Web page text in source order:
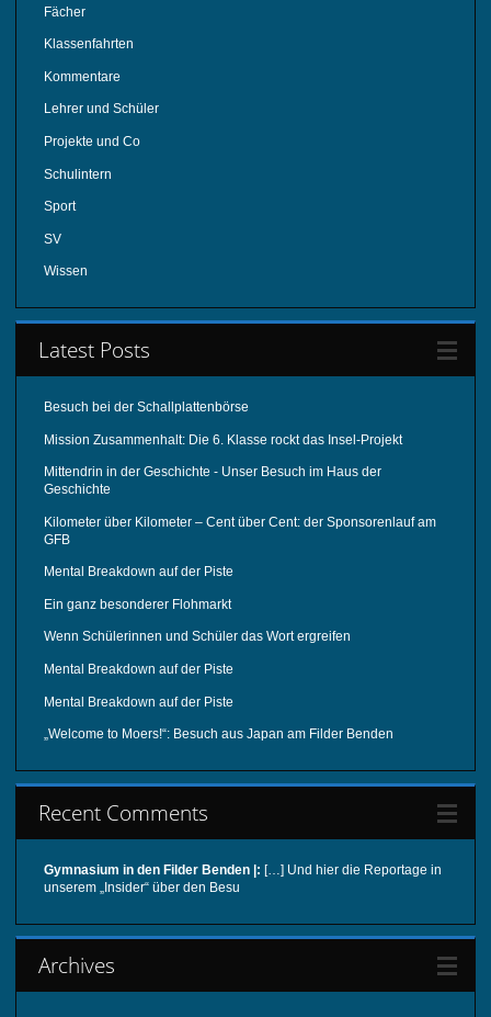
Fächer
Klassenfahrten
Kommentare
Lehrer und Schüler
Projekte und Co
Schulintern
Sport
SV
Wissen
Latest Posts
Besuch bei der Schallplattenbörse
Mission Zusammenhalt: Die 6. Klasse rockt das Insel-Projekt
Mittendrin in der Geschichte - Unser Besuch im Haus der
Geschichte
Kilometer über Kilometer – Cent über Cent: der Sponsorenlauf am
GFB
Mental Breakdown auf der Piste
Ein ganz besonderer Flohmarkt
Wenn Schülerinnen und Schüler das Wort ergreifen
Mental Breakdown auf der Piste
Mental Breakdown auf der Piste
„Welcome to Moers!“: Besuch aus Japan am Filder Benden
Recent Comments
Gymnasium in den Filder Benden |: […] Und hier die Reportage in
unserem „Insider“ über den Besu
Archives